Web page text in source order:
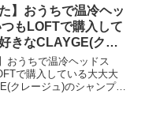
や100円均一のような手軽
来で...
】おうちで温冷ヘッ
つもLOFTで購入して
きなCLAYGE(クレ
ャンプー&トリートメ
おうちで温冷ヘッドス
で購入している大大大
クレージュ)のシャンプー